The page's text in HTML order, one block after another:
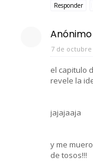
Responder
Anónimo
7 de octubre
el capitulo
revele la
jajajaaja
y me
de tosos!!!